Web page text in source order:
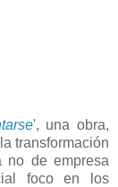
', una obra,
transformación
no de empresa
foco en los